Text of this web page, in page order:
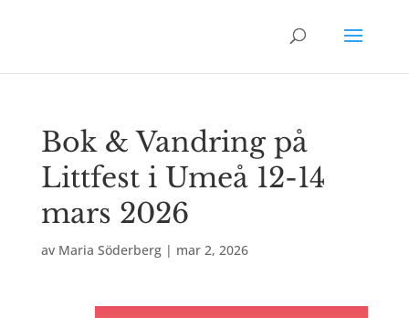
Bok & Vandring på
Littfest i Umeå 12-14
mars 2026
av Maria Söderberg| mar 2, 2026